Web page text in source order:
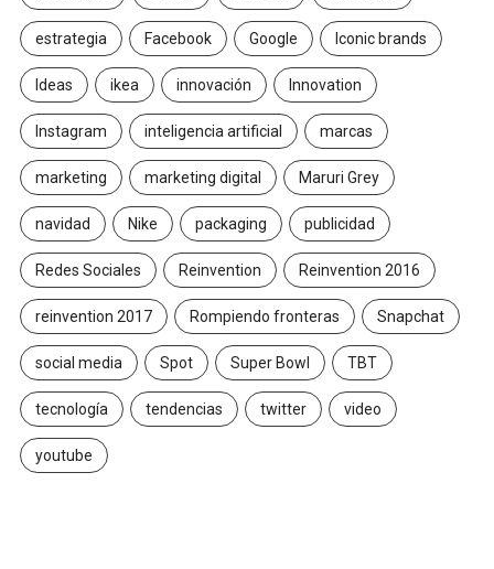
estrategia Facebook Google Iconic brands
Ideas ikea innovación Innovation
Instagram inteligencia artificial marcas
marketing marketing digital Maruri Grey
navidad Nike packaging publicidad
Redes Sociales Reinvention Reinvention 2016
reinvention 2017 Rompiendo fronteras Snapchat
social media Spot Super Bowl TBT
tecnología tendencias twitter video
youtube